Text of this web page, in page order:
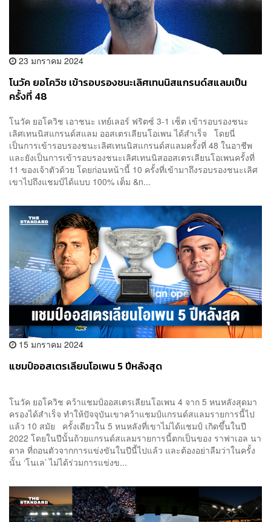
23 มกราคม 2024
โนวัค ยอโควิช เข้ารอบรองชนะเลิศเทนนิสแกรนด์สแลมเป็น
ครั้งที่ 48
โนวัค ยอโควิช เอาชนะ เทย์เลอร์ ฟริตซ์ 3-1 เซ็ต เข้ารอบรองชนะ
เลิศเทนนิสแกรนด์สแลม ออสเตรเลียนโอเพน ได้สำเร็จ โดยนี่
เป็นการเข้ารอบรองชนะเลิศเทนนิสแกรนด์สแลมครั้งที่ 48 ในอาชีพ
และยังเป็นการเข้ารอบรองชนะเลิศเทนนิสออสเตรเลียนโอเพนครั้งที่
11 ของเจ้าตัวด้วย โดยก่อนหน้านี้ 10 ครั้งที่เข้ามาถึงรอบรองชนะเลิศ
เขาไปถึงแชมป์ได้แบบ 100% เต็ม &n...
15 มกราคม 2024
แชมป์ออสเตรเลียนโอเพน 5 ปีหลังสุด
โนวัค ยอโควิช คว้าแชมป์ออสเตรเลียนโอเพน 4 จาก 5 หนหลังสุดมา
ครองได้สำเร็จ ทำให้ปัจจุบันเขาคว้าแชมป์แกรนด์สแลมรายการนี้ไป
แล้ว 10 สมัย ครั้งเดียวใน 5 หนหลังที่เขาไม่ได้แชมป์ เกิดขึ้นในปี
2022 โดยในปีนั้นถ้วยแกรนด์สแลมรายการนี้ตกเป็นของ ราฟาเอล นา
ดาล ที่ถอนตัวจากการแข่งขันในปีนี้ไปแล้ว และต้องอย่าลืมว่าในครั้ง
นั้น ‘โนเล’ ไม่ได้ร่วมการแข่งข...